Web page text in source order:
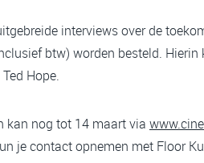
interviews over de
btw) worden besteld.
Hope.
kan nog tot 14 maart via
je contact opnemen met Floor